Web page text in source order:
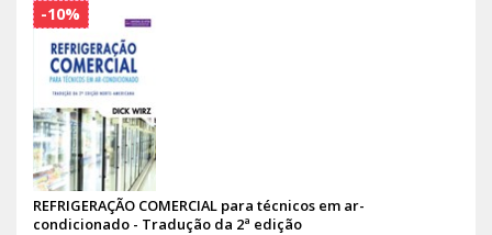
REFRIGERAÇÃO COMERCIAL para técnicos em ar-
condicionado - Tradução da 2ª edição
-10%